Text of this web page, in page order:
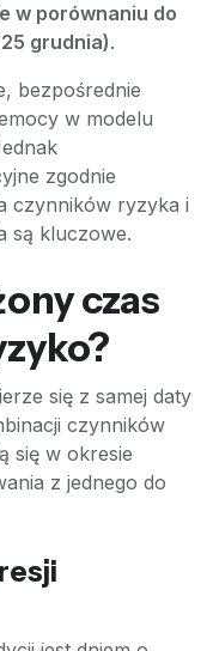
w porównaniu do
grudnia).
bezpośrednie
w modelu
zgodnie
czynników ryzyka i
są kluczowe.
czas
się z samej daty
czynników
się w okresie
z jednego do